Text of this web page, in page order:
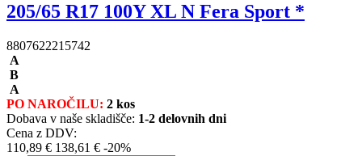
205/65 R17 100Y XL N Fera Sport *
8807622215742
A
B
A
PO NAROČILU: 2 kos
Dobava v naše skladišče: 1-2 delovnih dni
Cena z DDV:
110,89 € 138,61 € -20%